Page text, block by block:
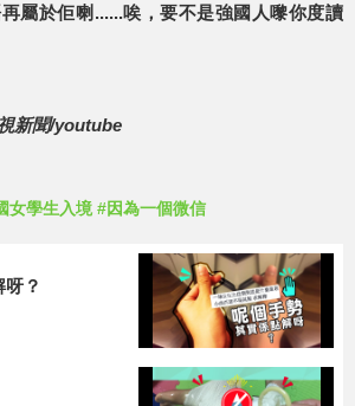
屬於佢喇......唉，要不是強國人嚟你度讀
新聞/youtube
女學生入境 #因為一個微信
？